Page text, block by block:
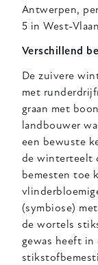
Antwerpen,
5 in West-
Verschillend
De zuivere
met
graan met
landbouwer
een bewuste
de winterteelt
bemesten toe
(symbiose)
de wortels
gewas heeft